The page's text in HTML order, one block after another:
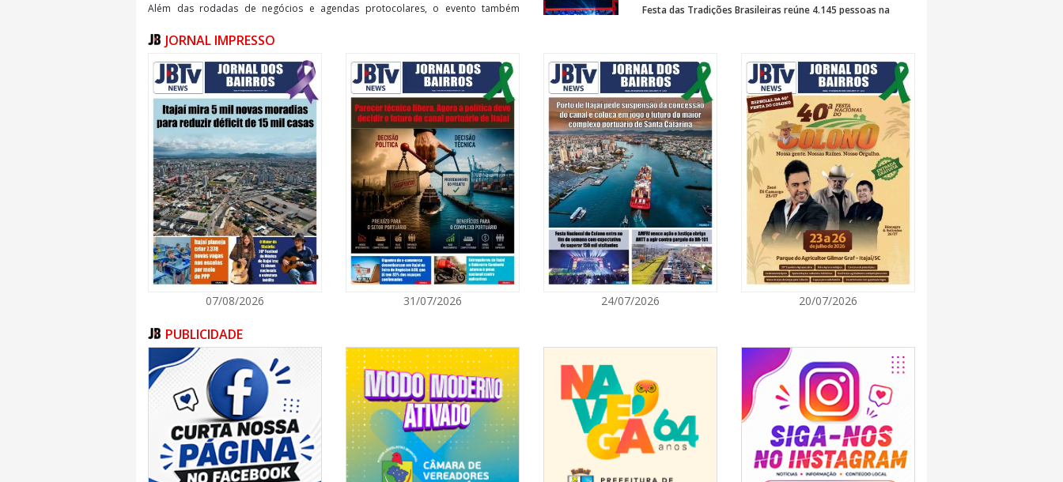
Além das rodadas de negócios e agendas protocolares, o evento também
Educação promoverá um concurso temático de redação voltado aos alunos das
42 unidades de ensino fundamental da rede municipal. Cada unidade deverá
selecionar uma redação vencedora. Ao final da seletiva, dois estudantes
vencedores terão a oportunidade única de participar do almoço oficial com os
embaixadores, acompanhados por seus respectivos professores orientadores.
“Receber uma comitiva diplomática desta magnitude comprova que Itajaí não é
apenas uma força logística e portuária, mas um verdadeiro polo tecnológico
capaz de atender às mais altas exigências globais da indústria naval. E é
exatamente por pensarmos no futuro da nossa cidade que fazemos questão de
integrar os alunos da rede municipal a este momento, mostrando a eles que o
desenvolvimento de ponta e as grandes decisões globais também acontecem
aqui, dentro de Itajaí”, explica o prefeito Robison Coelho.
A agenda da comitiva incluirá recepção oficial, visita técnica às instalações navais
e um almoço protocolar na Marina Itajaí. Esta aproximação diplomática coloca o
Município de forma definitiva na rota global da indústria de defesa, abrindo
portas para futuras e duradouras parcerias comerciais.
Festa das Tradições Brasileiras reúne 4.145 pessoas na
BALNEÁRIO CAMBORIÚ
07/08/2026 | 07:00
Ambiental reforça descarte sustentável com envio de 330
quilos de pilhas à logística reversa
GERAL
07/08/2026 | 07:00
Jordan Hang leva estratégias de marketing e vendas ao
InspiraBQ, em Brusque
ITAPEMA
07/08/2026 | 07:00
ITAPEMA
07/08/2026 | 07:00
Itapema se destaca no IDEB e conquista melhor resultado da
região
JORNAL IMPRESSO
07/08/2026 31/07/2026 24/07/2026 20/07/2026
PUBLICIDADE